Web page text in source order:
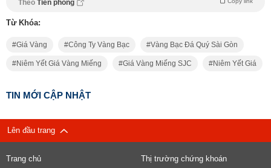
Theo Tiền phong
Từ Khóa:
Giá Vàng Công Ty Vàng Bạc Vàng Bạc Đá Quý Sài Gòn
Niêm Yết Giá Vàng Miếng Giá Vàng Miếng SJC Niêm Yết Giá
TIN MỚI CẬP NHẬT
Lên đầu trang
Trang chủ Thị trường chứng khoán